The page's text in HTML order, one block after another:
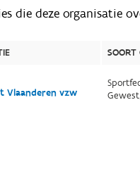
die deze organisatie
SOORT
Vlaanderen vzw